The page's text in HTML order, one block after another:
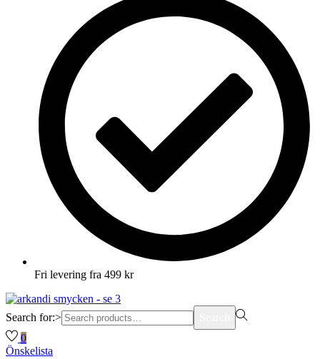
Fri levering fra 499 kr
Search for:>
0
Önskelista